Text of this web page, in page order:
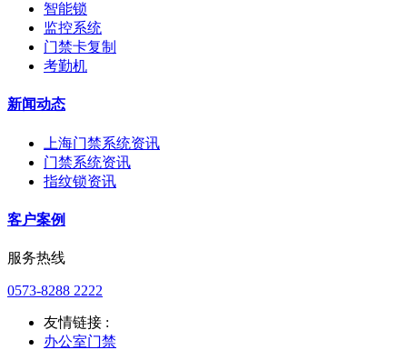
智能锁
监控系统
门禁卡复制
考勤机
新闻动态
上海门禁系统资讯
门禁系统资讯
指纹锁资讯
客户案例
服务热线
0573-8288 2222
友情链接 :
办公室门禁